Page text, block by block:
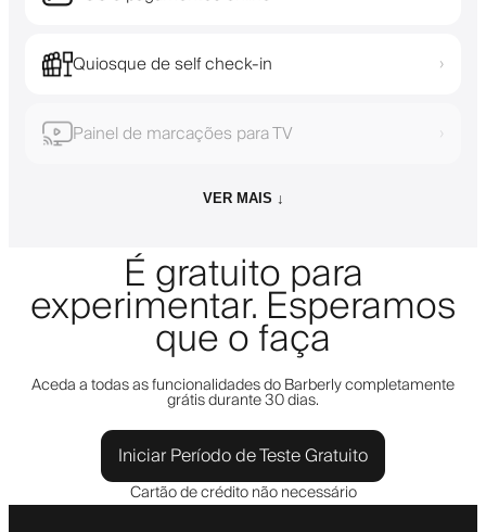
Quiosque de self check-in ›
Painel de marcações para TV ›
VER MAIS ↓
É gratuito para
experimentar. Esperamos
que o faça
Aceda a todas as funcionalidades do Barberly completamente
grátis durante 30 dias.
Iniciar Período de Teste Gratuito
Cartão de crédito não necessário